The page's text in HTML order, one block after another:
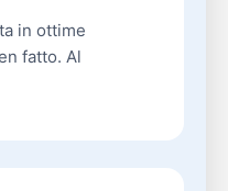
in ottime
fatto. Al